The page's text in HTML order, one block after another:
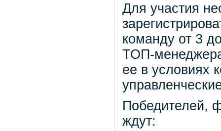
Для участия
команду от 3
ТОП-
ее в условиях
Победителей,
ждут: